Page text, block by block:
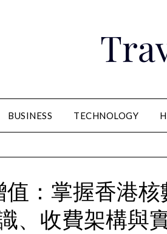
BUSINESS TECHNOLOGY
：掌握香港
、收費架構與